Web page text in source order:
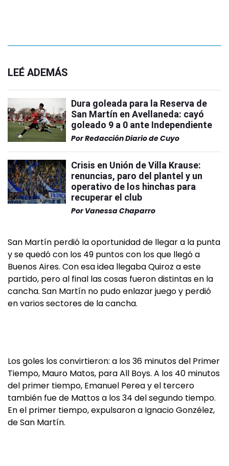
LEÉ ADEMÁS
Dura goleada para la Reserva de
San Martín en Avellaneda: cayó
goleado 9 a 0 ante Independiente
PorRedacción Diario de Cuyo
Crisis en Unión de Villa Krause:
renuncias, paro del plantel y un
operativo de los hinchas para
recuperar el club
Por Vanessa Chaparro
San Martín perdió la oportunidad de llegar a la punta
y se quedó con los 49 puntos con los que llegó a
Buenos Aires. Con esa idea llegaba Quiroz a este
partido, pero al final las cosas fueron distintas en la
cancha. San Martín no pudo enlazar juego y perdió
en varios sectores de la cancha.
Los goles los convirtieron: a los 36 minutos del Primer
Tiempo, Mauro Matos, para All Boys. A los 40 minutos
del primer tiempo, Emanuel Perea y el tercero
también fue de Mattos a los 34 del segundo tiempo.
En el primer tiempo, expulsaron a Ignacio Gonzélez,
de San Martín.